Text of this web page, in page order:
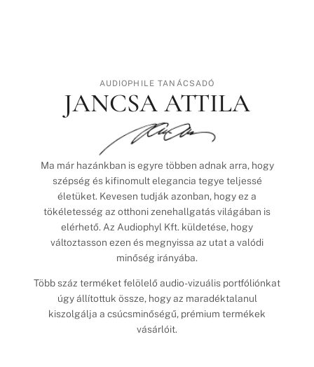
AUDIOPHILE TANÁCSADÓ
JANCSA ATTILA
Ma már hazánkban is egyre többen adnak arra, hogy
szépség és kifinomult elegancia tegye teljessé
életüket. Kevesen tudják azonban, hogy ez a
tökéletesség az otthoni zenehallgatás világában is
elérhető. Az Audiophyl Kft. küldetése, hogy
változtasson ezen és megnyissa az utat a valódi
minőség irányába.
Több száz terméket felölelő audio-vizuális portfóliónkat
úgy állítottuk össze, hogy az maradéktalanul
kiszolgálja a csúcsminőségű, prémium termékek
vásárlóit.